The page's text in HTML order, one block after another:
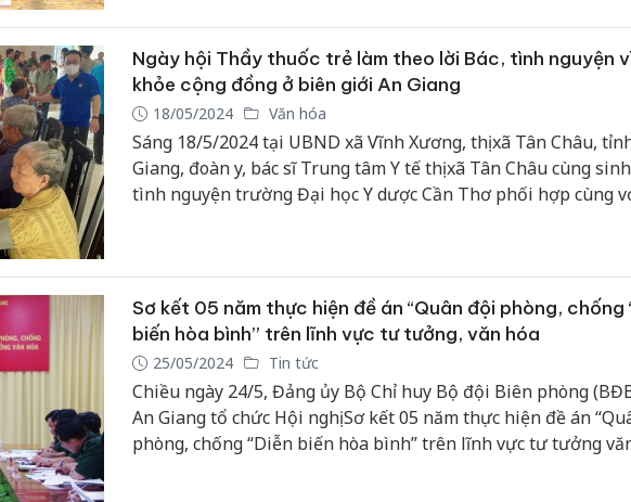
Ngày hội Thầy thuốc trẻ làm theo lời Bác, tình nguyện
khỏe cộng đồng ở biên giới An Giang
18/05/2024 Văn hóa
Sáng 18/5/2024 tại UBND xã Vĩnh Xương, thị xã Tân Châu,
Giang, đoàn y, bác sĩ Trung tâm Y tế thị xã Tân Châu cùng
tình nguyện trường Đại học Y dược Cần Thơ phối hợp cùng
đồng năm 2024.
Sơ kết 05 năm thực hiện đề án “Quân đội phòng, chống
biến hòa bình” trên lĩnh vực tư tưởng, văn hóa
25/05/2024 Tin tức
Chiều ngày 24/5, Đảng ủy Bộ Chỉ huy Bộ đội Biên phòng
An Giang tổ chức Hội nghị Sơ kết 05 năm thực hiện đề án
phòng, chống “Diễn biến hòa bình” trên lĩnh vực tư tưởng